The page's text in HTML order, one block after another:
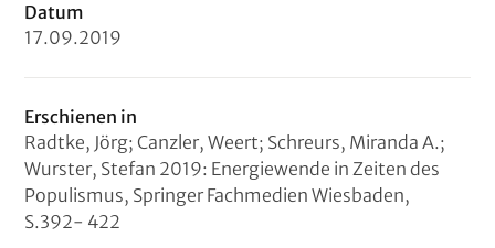
Datum
17.09.2019
Erschienen in
Radtke, Jörg; Canzler, Weert; Schreurs, Miranda A.;
Wurster, Stefan 2019: Energiewende in Zeiten des
Populismus, Springer Fachmedien Wiesbaden,
S.392- 422